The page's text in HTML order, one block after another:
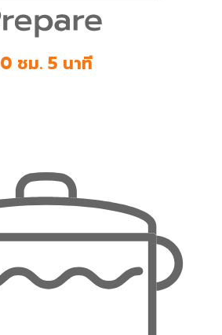
0 ชม. 5 นาที